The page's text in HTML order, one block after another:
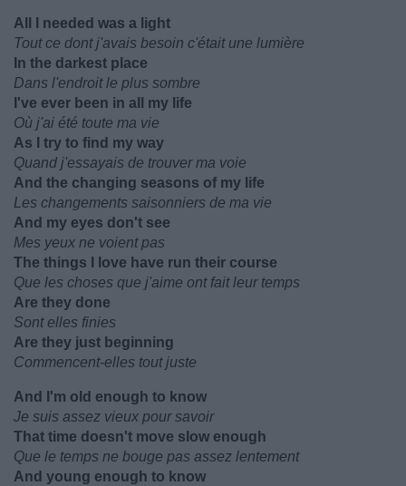
All I needed was a light
Tout ce dont j'avais besoin c'était une lumière
In the darkest place
Dans l'endroit le plus sombre
I've ever been in all my life
Où j'ai été toute ma vie
As I try to find my way
Quand j'essayais de trouver ma voie
And the changing seasons of my life
Les changements saisonniers de ma vie
And my eyes don't see
Mes yeux ne voient pas
The things I love have run their course
Que les choses que j'aime ont fait leur temps
Are they done
Sont elles finies
Are they just beginning
Commencent-elles tout juste
And I'm old enough to know
Je suis assez vieux pour savoir
That time doesn't move slow enough
Que le temps ne bouge pas assez lentement
And young enough to know